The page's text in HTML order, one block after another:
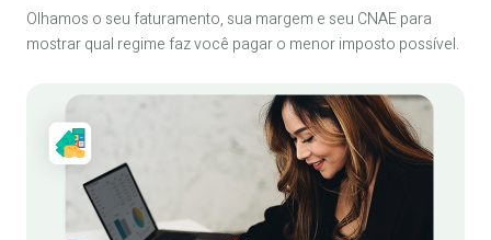
Olhamos o seu faturamento, sua margem e seu CNAE para
mostrar qual regime faz você pagar o menor imposto possível.